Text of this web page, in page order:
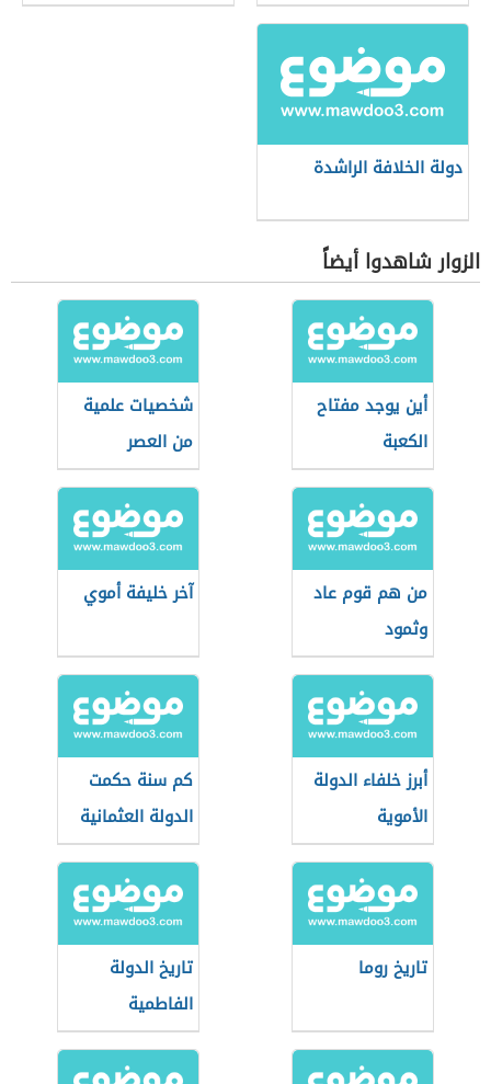
دولة الخلافة الراشدة
الزوار شاهدوا أيضاً
أين يوجد مفتاح
الكعبة
شخصيات علمية
من العصر
العباسي
من هم قوم عاد
وثمود
آخر خليفة أموي
أبرز خلفاء الدولة
الأموية
كم سنة حكمت
الدولة العثمانية
تاريخ روما
تاريخ الدولة
الفاطمية